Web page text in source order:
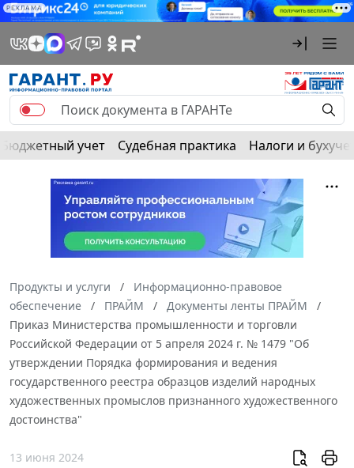
РЕКЛАМА
Бюджетный учет Судебная практика Налоги и
Продукты и услуги
Информационно-правовое
обеспечение
ПРАЙМ
Документы ленты ПРАЙМ
Приказ Министерства промышленности и торговли
Российской Федерации от 5 апреля 2024 г. № 1479 "Об
утверждении Порядка формирования и ведения
государственного реестра образцов изделий народных
художественных промыслов признанного художественного
достоинства"
13 июня 2024